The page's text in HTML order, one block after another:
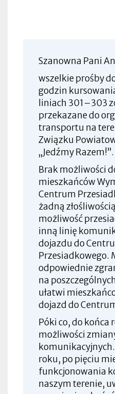
Szanowna Pani
wszelkie prośby
godzin
liniach 301–303
przekazane do
transportu na
Związku
„Jedźmy Razem!”.
Brak możliwości
mieszkańców
Centrum
żadną
możliwość
inną linię
dojazdu do
Przesiadkowego.
odpowiednie
na
ułatwi
dojazd do
Póki co, do końca
możliwości
komunikacyjnych.
roku, po pięciu
funkcjonowania
naszym terenie,